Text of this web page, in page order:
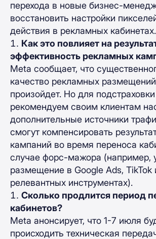
перехода в новые бизнес-
восстановить настройки
действия в рекламных кабинетах.
Как это повлияет на
эффективность рекламных
Meta сообщает, что
качество рекламных
произойдет. Но для
рекомендуем своим клиентам
дополнительные источники
смогут компенсировать
кампаний во время переноса
случае форс-мажора (например,
размещение в Google Ads, TikTok
релевантных инструментах).
Сколько продлится период
кабинетов?
Meta анонсирует, что 1-7 июля
происходить техническая